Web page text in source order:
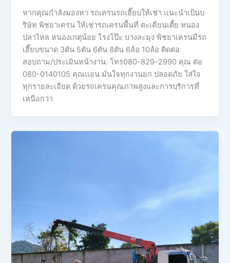
หากคุณกำลังมองหา รถเครนรถเฮี๊ยบให้เช่า เเนะนำเป้นบ
ริษัท พิชยาเครน ให้เช่ารถเครนพื้นที่ ตะเคียนเตี้ย หนอง
ปลาไหล หนองเกตุน้อย โรงโป๊ะ บางละมุง พิชยาเครนมีรถ
เฮี๊ยบขนาด 3ตัน 5ตัน 6ตัน 8ตัน 6ล้อ 10ล้อ ติดต่อ
สอบถาม/ประเมินหน้างาน: โทร080-829-2990 คุณ ต่อ
080-0140105 คุณเเอน มั่นใจทุกงานยก ปลอดภัย ใส่ใจ
ทุกรายละเอียด ด้วยรถเครนคุณภาพสูงและการบริการที่
เหนือกว่า